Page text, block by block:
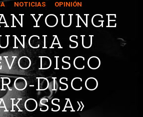
NOTICIAS OPINIÓN
YOUNGE
SU
DISCO
DISCO